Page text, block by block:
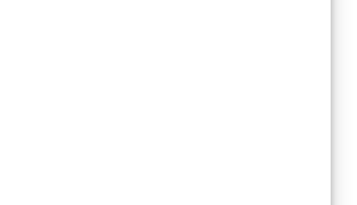
Primaire pour surfaces avec
- 10kg